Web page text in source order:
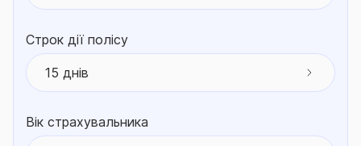
Строк дії полісу
15 днів
Вік страхувальника